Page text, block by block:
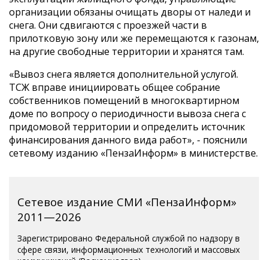
организации обязаны очищать дворы от наледи и
снега. Они сдвигаются с проезжей части в
прилотковую зону или же перемещаются к газонам,
на другие свободные территории и хранятся там.
«Вывоз снега является дополнительной услугой.
ТСЖ вправе инициировать общее собрание
собственников помещений в многоквартирном
доме по вопросу о периодичности вывоза снега с
придомовой территории и определить источник
финансирования данного вида работ», - пояснили
сетевому изданию «ПензаИнформ» в министерстве.
Сетевое издание СМИ «ПензаИнформ»
2011—2026
Зарегистрировано Федеральной службой по надзору в
сфере связи, информационных технологий и массовых